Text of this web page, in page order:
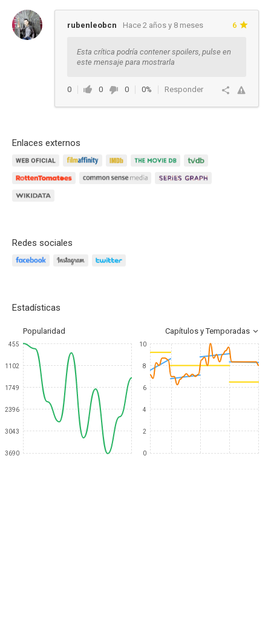
rubenleobcn Hace 2 años y 8 meses 6
Esta crítica podría contener spoilers, pulse en
este mensaje para mostrarla
0 0 0 0% Responder
Enlaces externos
Redes sociales
Estadísticas
Popularidad Capítulos y Temporadas
455
1102
1749
2396
3043
3690
10
8
6
4
2
0